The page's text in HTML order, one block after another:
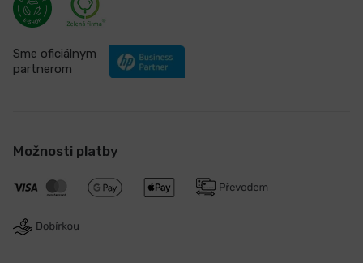
Sme oficiálnym
partnerom
Možnosti platby